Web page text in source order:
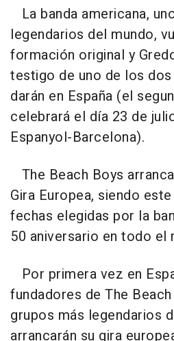
La banda americana,
legendarios del mundo,
formación original y
testigo de uno de los
darán en España (el
celebrará el día 23 de
Espanyol-Barcelona).
The Beach Boys
Gira Europea, siendo
fechas elegidas por la
50 aniversario en todo el
Por primera vez en
fundadores de The
grupos más legendarios
arrancarán su gira